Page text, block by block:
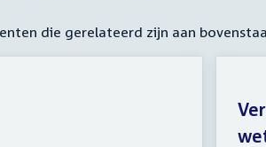
die gerelateerd zijn aan